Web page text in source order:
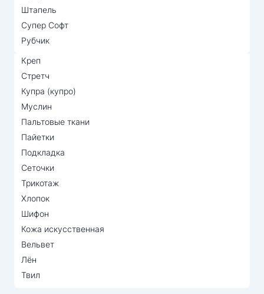
Штапель
Супер Софт
Рубчик
Креп
Стретч
Купра (купро)
Муслин
Пальтовые ткани
Пайетки
Подкладка
Сеточки
Трикотаж
Хлопок
Шифон
Кожа искусственная
Вельвет
Лён
Твил